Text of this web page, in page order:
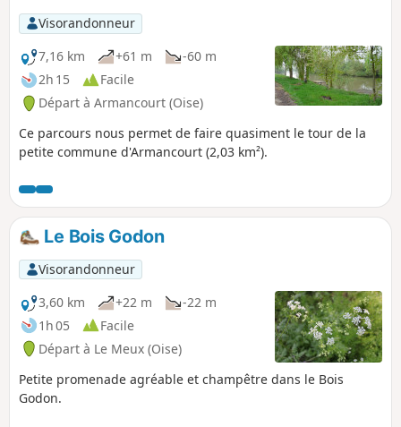
Visorandonneur
7,16 km
+61 m
-60 m
2h 15
Facile
Départ à Armancourt (Oise)
Ce parcours nous permet de faire quasiment le tour de la
petite commune d'Armancourt (2,03 km²).
Le Bois Godon
Visorandonneur
3,60 km
+22 m
-22 m
1h 05
Facile
Départ à Le Meux (Oise)
Petite promenade agréable et champêtre dans le Bois
Godon.